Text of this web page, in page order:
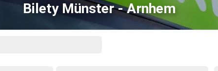
Bilety Münster - Arnhem